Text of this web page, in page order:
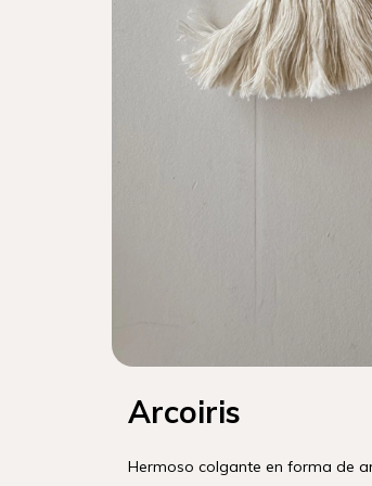
Arcoiris
Hermoso colgante en forma de